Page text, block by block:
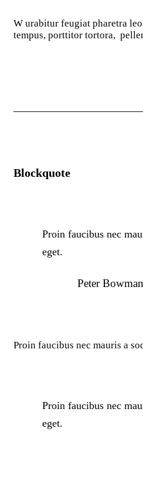
W urabitur feugiat pharetra
tempus, porttitor tortora,
Blockquote
Proin faucibus nec
eget.
Peter Bowman
Proin faucibus nec mauris a
Proin faucibus nec
eget.